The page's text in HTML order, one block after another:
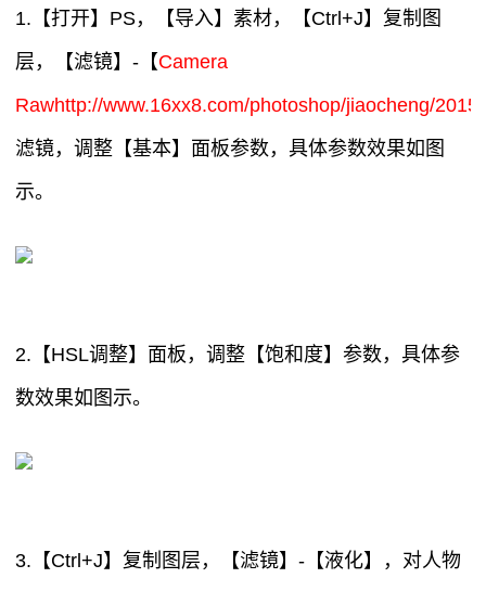
1.【打开】PS，【导入】素材，【Ctrl+J】复制图
层，【滤镜】-【Camera
Rawhttp://www.16xx8.com/photoshop/jiaocheng/
滤镜，调整【基本】面板参数，具体参数效果如图
示。
2.【HSL调整】面板，调整【饱和度】参数，具体参
数效果如图示。
3.【Ctrl+J】复制图层，【滤镜】-【液化】，对人物